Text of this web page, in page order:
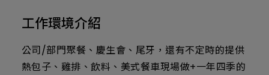
工作環境介紹
公司/部門聚餐、慶生會、尾牙，還有不定時的提供
熱包子、雞排、飲料、美式餐車現場做+一年四季的